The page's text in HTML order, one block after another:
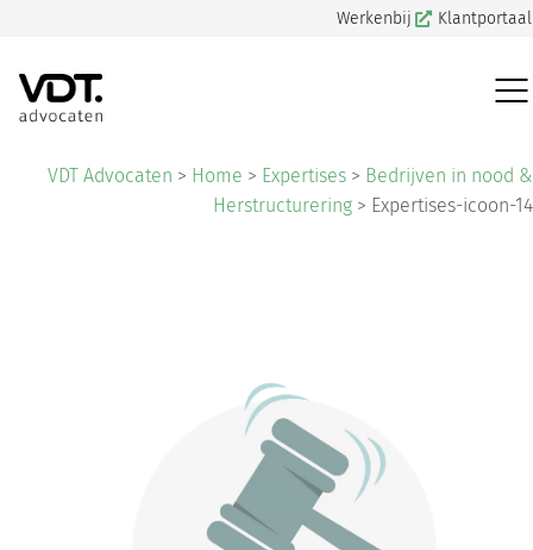
Werkenbij Klantportaal
VDT Advocaten > Home > Expertises > Bedrijven in nood &
Herstructurering > Expertises-icoon-14